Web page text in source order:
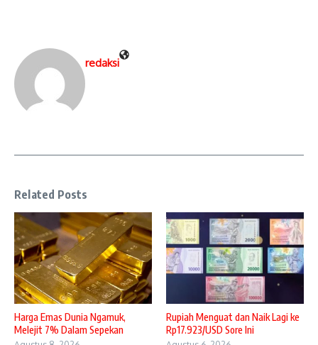
redaksi
Related Posts
Harga Emas Dunia Ngamuk,
Melejit 7% Dalam Sepekan
Rupiah Menguat dan Naik Lagi ke
Rp17.923/USD Sore Ini